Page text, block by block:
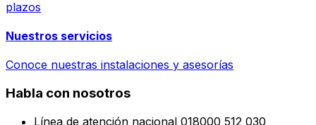
plazos
Nuestros servicios
Conoce nuestras instalaciones y asesorías
Habla con nosotros
Línea de atención nacional 018000 512 030